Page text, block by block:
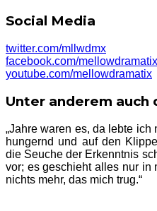
Social Media
twitter.com/mllwdmx
facebook.com/mellowdramatix
youtube.com/mellowdramatix
Unter anderem auch
„Jahre waren es, da lebte
hungernd und auf den
die Seuche der Erkenntnis
vor; es geschieht alles nur in
nichts mehr, das mich trug.“